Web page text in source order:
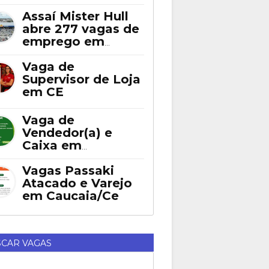
Assaí Mister Hull
abre 277 vagas de
emprego em
Vaga de
Supervisor de Loja
em CE
Vaga de
Vendedor(a) e
Caixa em
Vagas Passaki
Atacado e Varejo
em Caucaia/Ce
VAGAS